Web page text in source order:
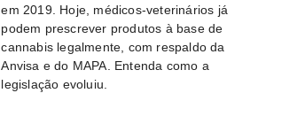
em 2019. Hoje, médicos-veterinários já
podem prescrever produtos à base de
cannabis legalmente, com respaldo da
Anvisa e do MAPA. Entenda como a
legislação evoluiu.